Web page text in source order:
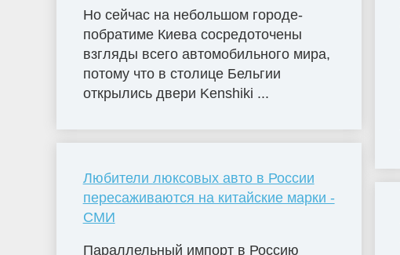
Но сейчас на небольшом городе-
побратиме Киева сосредоточены
взгляды всего автомобильного мира,
потому что в столице Бельгии
открылись двери Kenshiki ...
Любители люксовых авто в России
пересаживаются на китайские марки -
СМИ
Параллельный импорт в Россию